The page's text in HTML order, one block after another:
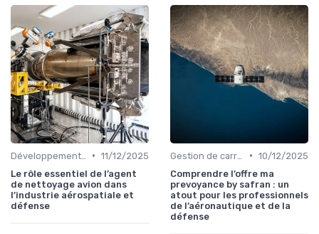
• 11/12/2025
Le rôle essentiel de l’agent
de nettoyage avion dans
l’industrie aérospatiale et
défense
• 10/12/2025
Comprendre l’offre ma
prevoyance by safran : un
atout pour les professionnels
de l’aéronautique et de la
défense